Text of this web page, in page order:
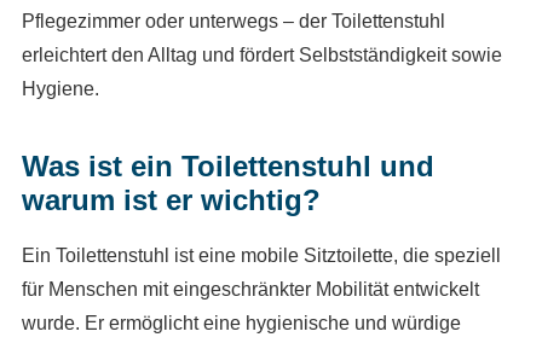
Pflegezimmer oder unterwegs – der Toilettenstuhl
erleichtert den Alltag und fördert Selbstständigkeit sowie
Hygiene.
Was ist ein Toilettenstuhl und
warum ist er wichtig?
Ein Toilettenstuhl ist eine mobile Sitztoilette, die speziell
für Menschen mit eingeschränkter Mobilität entwickelt
wurde. Er ermöglicht eine hygienische und würdige